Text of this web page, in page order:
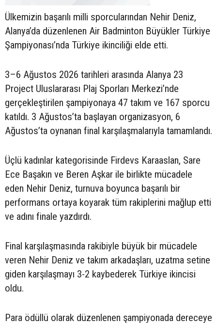
Ülkemizin başarılı milli sporcularından Nehir Deniz,
Alanya’da düzenlenen Air Badminton Büyükler Türkiye
Şampiyonası’nda Türkiye ikinciliği elde etti.
3–6 Ağustos 2026 tarihleri arasında Alanya 23
Project Uluslararası Plaj Sporları Merkezi’nde
gerçekleştirilen şampiyonaya 47 takım ve 167 sporcu
katıldı. 3 Ağustos’ta başlayan organizasyon, 6
Ağustos’ta oynanan final karşılaşmalarıyla tamamlandı.
Üçlü kadınlar kategorisinde Firdevs Karaaslan, Sare
Ece Başakın ve Beren Aşkar ile birlikte mücadele
eden Nehir Deniz, turnuva boyunca başarılı bir
performans ortaya koyarak tüm rakiplerini mağlup etti
ve adını finale yazdırdı.
Final karşılaşmasında rakibiyle büyük bir mücadele
veren Nehir Deniz ve takım arkadaşları, uzatma setine
giden karşılaşmayı 3-2 kaybederek Türkiye ikincisi
oldu.
Para ödüllü olarak düzenlenen şampiyonada dereceye